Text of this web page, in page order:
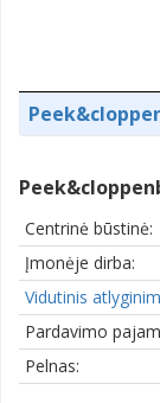
Centrinė būstinė:
Įmonėje dirba:
Vidutinis
Pardavimo
Pelnas: